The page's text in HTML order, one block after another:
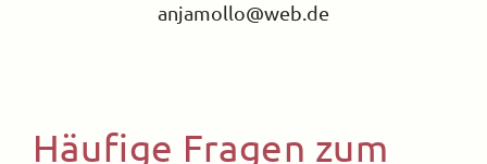
anjamollo@web.de
Häufige Fragen zum